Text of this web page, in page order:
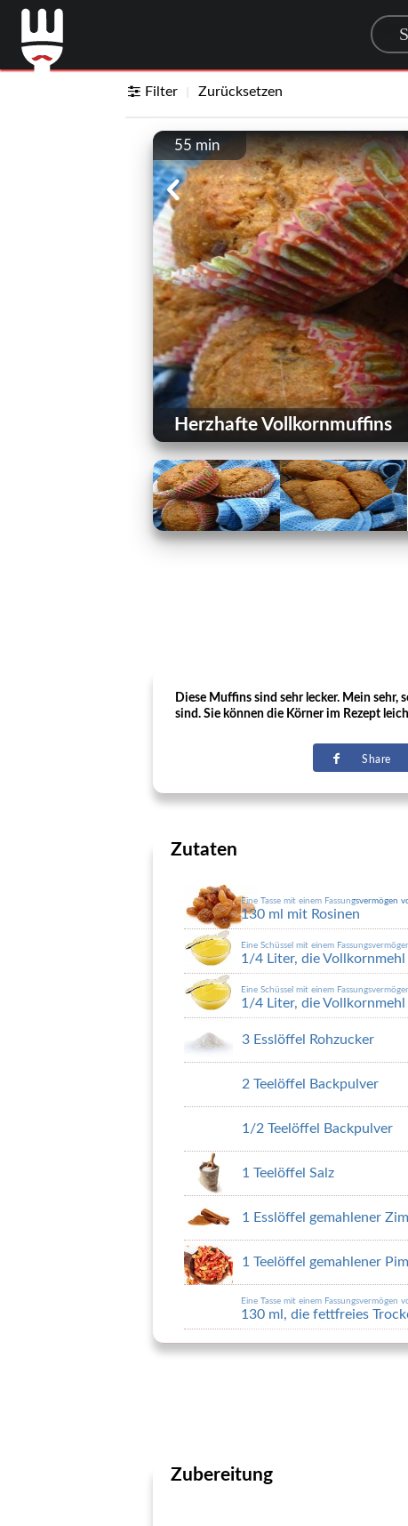
Filter Zurücksetzen
55 min
Herzhafte Vollkornmuffins
Diese Muffins sind sehr lecker. Mein
sind. Sie können die Körner im Rezept
Share
Zutaten
Eine Tasse mit einem Fassungsvermögen
130 ml mit Rosinen
Eine Schüssel mit einem
1/4 Liter, die
Eine Schüssel mit einem
1/4 Liter, die
3 Esslöffel Rohzucker
2 Teelöffel Backpulver
1/2 Teelöffel Backpulver
1 Teelöffel Salz
1 Esslöffel gemahlener
1 Teelöffel gemahlener
Eine Tasse mit einem Fassungsvermögen
130 ml, die fettfreies
Zubereitung